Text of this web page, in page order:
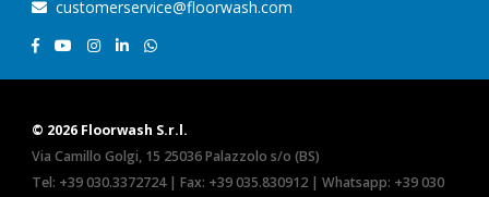
customerservice@floorwash.com
© 2026 Floorwash S.r.l.
Via Camillo Golgi, 15 25036 Palazzolo s/o (BS)
Tel: +39 030.3372724| Fax: +39 035.830912 | Whatsapp: +39 030